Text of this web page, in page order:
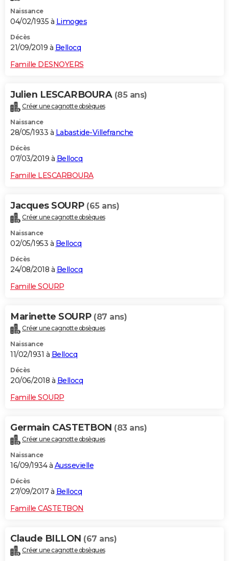
Naissance
04/02/1935 à Limoges
Décès
21/09/2019 à Bellocq
Famille DESNOYERS
Julien LESCARBOURA (85 ans)
Créer une cagnotte obsèques
Naissance
28/05/1933 à Labastide-Villefranche
Décès
07/03/2019 à Bellocq
Famille LESCARBOURA
Jacques SOURP (65 ans)
Créer une cagnotte obsèques
Naissance
02/05/1953 à Bellocq
Décès
24/08/2018 à Bellocq
Famille SOURP
Marinette SOURP (87 ans)
Créer une cagnotte obsèques
Naissance
11/02/1931 à Bellocq
Décès
20/06/2018 à Bellocq
Famille SOURP
Germain CASTETBON (83 ans)
Créer une cagnotte obsèques
Naissance
16/09/1934 à Aussevielle
Décès
27/09/2017 à Bellocq
Famille CASTETBON
Claude BILLON (67 ans)
Créer une cagnotte obsèques